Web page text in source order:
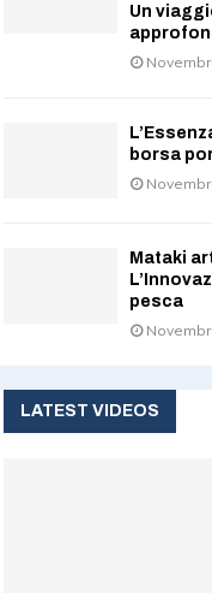
Un
borsa
Mataki
pesca
LATEST VIDEOS